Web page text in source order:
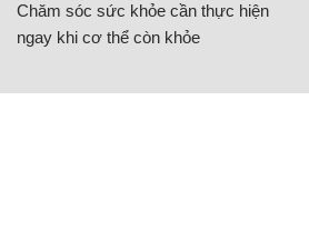
Chăm sóc sức khỏe cần thực hiện
ngay khi cơ thể còn khỏe